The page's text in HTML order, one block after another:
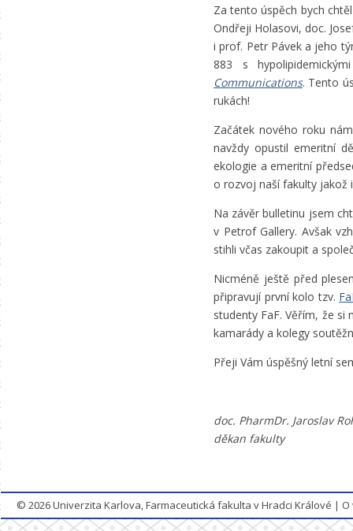
Za tento úspěch bych
Ondřeji Holasovi, doc.
i prof. Petr Pávek a jeho
883 s
Communications. Tento
rukách!
Začátek nového roku
navždy opustil emeritní
ekologie a emeritní
o rozvoj naší fakulty jakož
Na závěr bulletinu jsem
v Petrof Gallery. Avšak
stihli včas zakoupit a
Nicméně ještě před
připravují první kolo tzv.
studenty FaF. Věřím, že
kamarády a kolegy
Přeji Vám úspěšný letní
doc. PharmDr. Jaroslav
děkan fakulty
© 2026Univerzita Karlova, Farmaceutická fakulta v Hradci Králové |